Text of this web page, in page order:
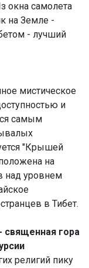
окна самолета
на Земле -
- лучший
мистическое
и
самым
"Крышей
на
над уровнем
в Тибет.
священная гора
религий пику